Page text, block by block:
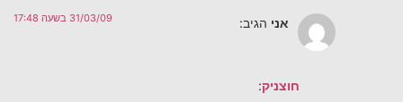
אני הגיב: 31/03/09 בשעה 17:48
חוצניק: